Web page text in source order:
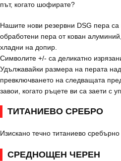
път, когато шофирате?
Нашите нови резервни DSG пера
обработени пера от кован
хладни на допир.
Символите +/- са деликатно
Удължавайки размера на перата
превключването на следващата
завои, когато ръцете ви са заети с
ТИТАНИЕВО СРЕБРО
Изискано течно титаниево сребърно
СРЕДНОЩЕН ЧЕРЕН